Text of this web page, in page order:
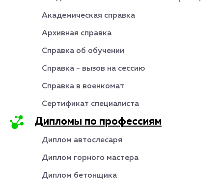
Академическая справка
Архивная справка
Справка об обучении
Справка - вызов на сессию
Справка в военкомат
Сертификат специалиста
Дипломы по профессиям
Диплом автослесаря
Диплом горного мастера
Диплом бетонщика